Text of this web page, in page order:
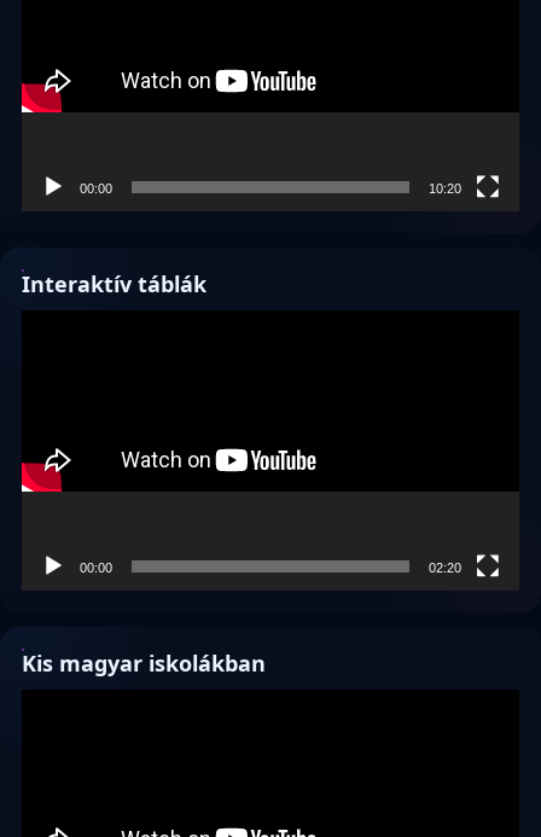
00:00 10:20
Interaktív táblák
00:00 02:20
Kis magyar iskolákban